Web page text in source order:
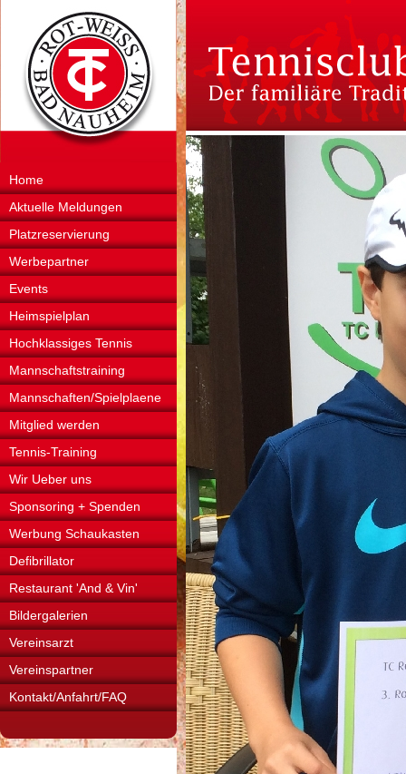
Home
Aktuelle Meldungen
Platzreservierung
Werbepartner
Events
Heimspielplan
Hochklassiges Tennis
Mannschaftstraining
Mannschaften/Spielplaene
Mitglied werden
Tennis-Training
Wir Ueber uns
Sponsoring + Spenden
Werbung Schaukasten
Defibrillator
Restaurant 'And & Vin'
Bildergalerien
Vereinsarzt
Vereinspartner
Kontakt/Anfahrt/FAQ